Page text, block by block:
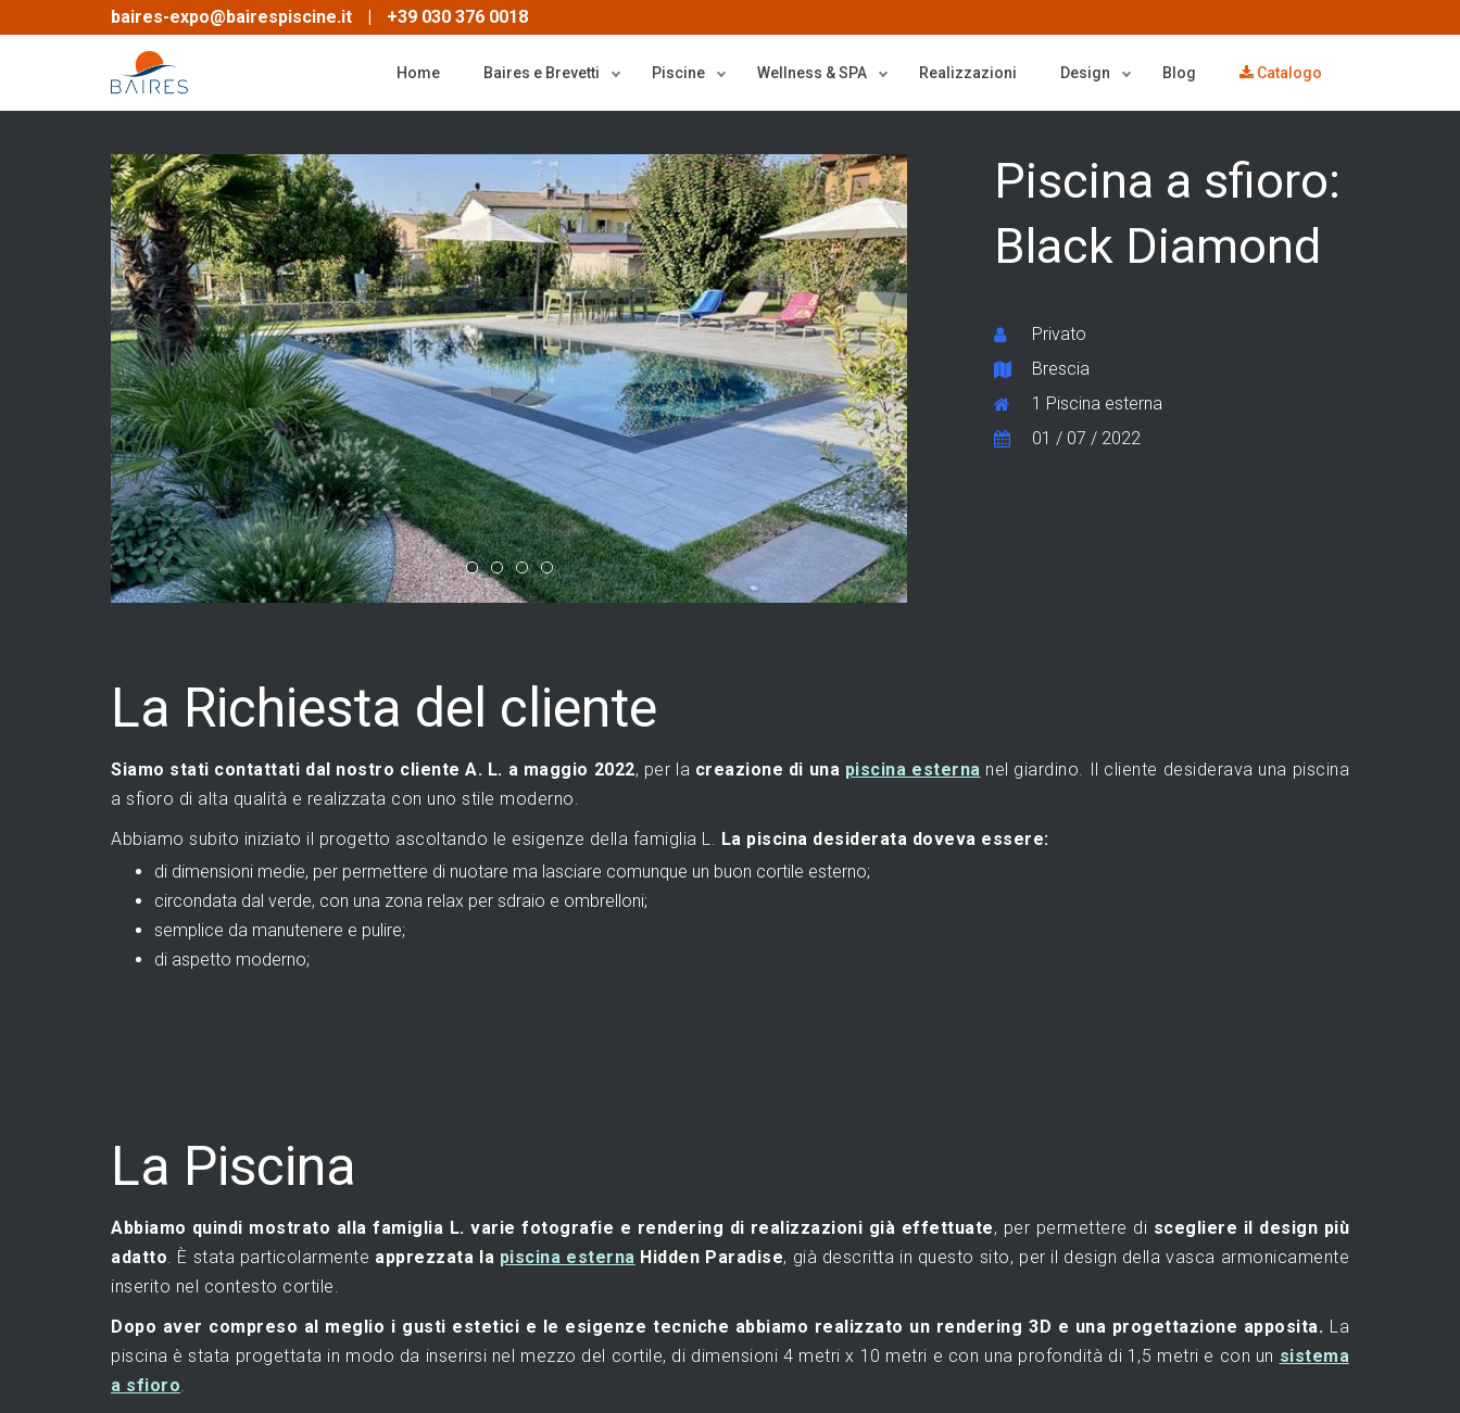
baires-expo@bairespiscine.it | +39 030 376 0018
Home Baires e Brevetti Piscine Wellness & SPA Realizzazioni Design Blog Catalogo
Piscina a sfioro:
Black Diamond
Privato
Brescia
1 Piscina esterna
01 / 07 / 2022
La Richiesta del cliente
Siamo stati contattati dal nostro cliente A. L. a maggio 2022, per la creazione di una piscina esterna nel giardino. Il cliente desiderava una piscina
a sfioro di alta qualità e realizzata con uno stile moderno.
Abbiamo subito iniziato il progetto ascoltando le esigenze della famiglia L. La piscina desiderata doveva essere:
di dimensioni medie, per permettere di nuotare ma lasciare comunque un buon cortile esterno;
circondata dal verde, con una zona relax per sdraio e ombrelloni;
semplice da manutenere e pulire;
di aspetto moderno;
La Piscina
Abbiamo quindi mostrato alla famiglia L. varie fotografie e rendering di realizzazioni già effettuate, per permettere di scegliere il design più
adatto . È stata particolarmente apprezzata la piscina esterna Hidden Paradise, già descritta in questo sito, per il design della vasca armonicamente
inserito nel contesto cortile.
Dopo aver compreso al meglio i gusti estetici e le esigenze tecniche abbiamo realizzato un rendering 3D e una progettazione apposita. La
piscina è stata progettata in modo da inserirsi nel mezzo del cortile, di dimensioni 4 metri x 10 metri e con una profondità di 1,5 metri e con un sistema
a sfioro